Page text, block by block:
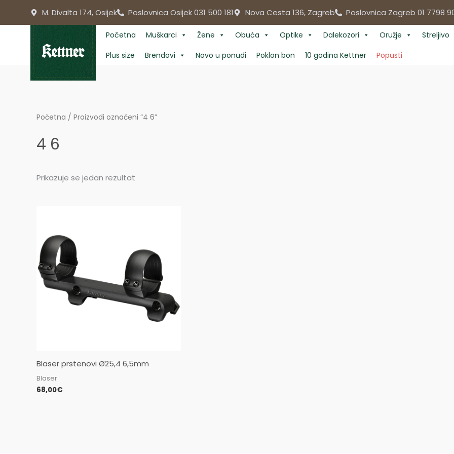
M. Divalta 174, Osijek Poslovnica Osijek 031 500 181 Nova Cesta 136, Zagreb Poslovnica Zagreb 01 7798
Početna Muškarci Žene Obuća Optike Dalekozori Oružje Streljivo
Plus size
Brendovi Novo u ponudi Poklon bon 10 godina Kettner Popusti
Početna / Proizvodi označeni “4 6”
4 6
Prikazuje se jedan rezultat
Blaser prstenovi Ø25,4 6,5mm
Blaser
68,00€